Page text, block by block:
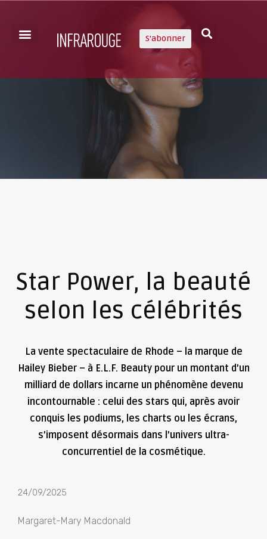
S'abonner
Star Power, la beauté
selon les célébrités
La vente spectaculaire de Rhode – la marque de
Hailey Bieber – à E.L.F. Beauty pour un montant d’un
milliard de dollars incarne un phénomène devenu
incontournable : celui des stars qui, après avoir
conquis les podiums, les charts ou les écrans,
s’imposent désormais dans l’univers ultra-
concurrentiel de la cosmétique.
24/09/2025
Margaret-Mary Macdonald